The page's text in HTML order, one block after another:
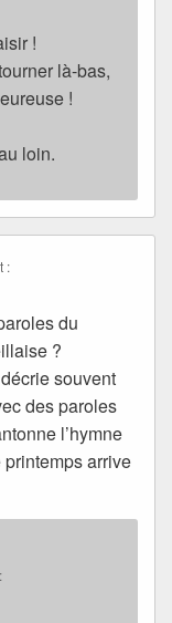
!
là-bas,
!
loin.
:
du
?
souvent
des paroles
l’hymne
arrive